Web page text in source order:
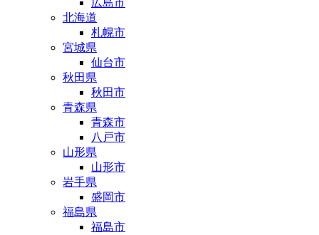
広島市
北海道
札幌市
宮城県
仙台市
秋田県
秋田市
青森県
青森市
八戸市
山形県
山形市
岩手県
盛岡市
福島県
福島市